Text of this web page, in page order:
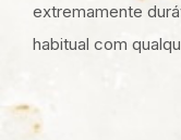
extremamente
habitual com